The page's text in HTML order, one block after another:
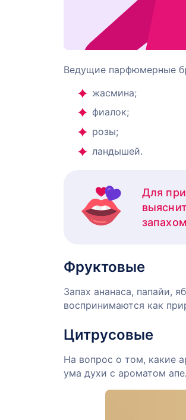
Ведущие парфюмерные
жасмина;
фиалок;
розы;
ландышей.
Для
Фруктовые
Запах ананаса, папайи,
воспринимаются как
Цитрусовые
На вопрос о том, какие
ума духи с ароматом